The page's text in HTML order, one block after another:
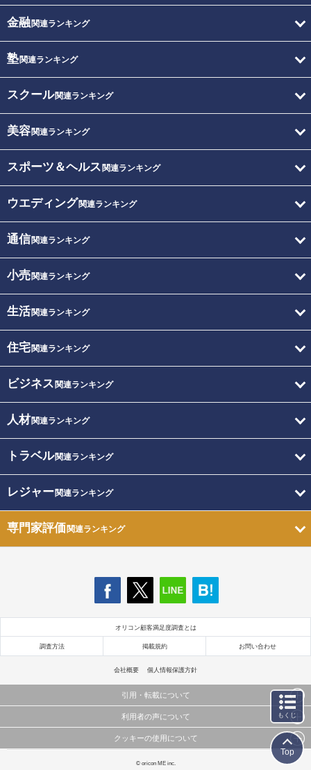
金融関連ランキング
塾関連ランキング
スクール関連ランキング
美容関連ランキング
スポーツ＆ヘルス 関連ランキング
ウエディング関連ランキング
通信関連ランキング
小売関連ランキング
生活関連ランキング
住宅関連ランキング
ビジネス 関連ランキング
人材関連ランキング
トラベル関連ランキング
レジャー関連ランキング
専門家評価関連ランキング
オリコン顧客満足度調査とは
調査方法 掲載規約 お問い合わせ
会社概要 個人情報保護方針
引用・転載について
当サイトで公開されている情報（文字、写真、イラスト、画像データ等）及びこれらの配置・
これらの情報を権利者の許可なく無断転載・複製などの二次利用を行うことは固く禁じており
利用者の声について
当サイトに掲載している内容はすべてサービスの利用者が提出された見解・感想です。
弊社の見解・ 意見ではないことをご理解いただいた上でご覧ください。
クッキーの使用について
このサイトでは Cookie を使用して、ユーザーに合わせたコンテンツや広告の表示、ソーシャル
© oricon ME inc.
もくじ
Top